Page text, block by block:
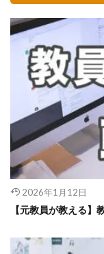
2026年1月12日
【元教員が教える